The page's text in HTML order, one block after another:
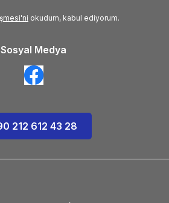
okudum, kabul ediyorum.
Sosyal Medya
212 612 43 28